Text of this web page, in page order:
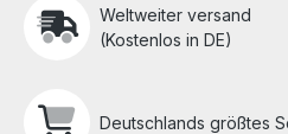
Weltweiter versand
(Kostenlos in DE)
Deutschlands größtes